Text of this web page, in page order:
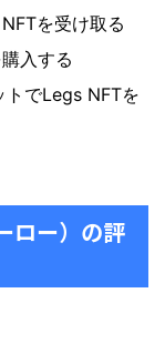
を受け取る
入する
トでLegs NFTを
ー） の評